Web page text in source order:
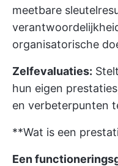
meetbare
organisatorische
Zelfevaluaties:
hun eigen
en verbeterpunten
**Wat is een
Een